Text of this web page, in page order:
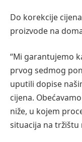
Do korekcije
proizvode na
“Mi garantujemo
prvog sedmog
uputili dopise
cijena.
niže, u kojem
situacija na tržištu